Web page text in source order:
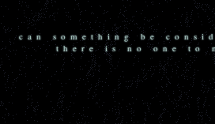
can something be
there is no one to